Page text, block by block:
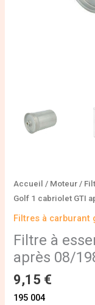
Accueil / Moteur /
Golf 1 cabriolet GTI
Filtres à carburant
Filtre à
après 08/
9,15 €
195 004